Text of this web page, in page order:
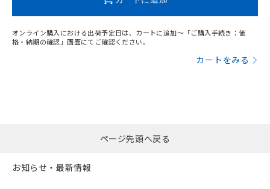
オンライン購入における出荷予定日は、カートに追加～「ご購入手続き：価
格・納期の確認」画面にてご確認ください。
カートをみる
ページ先頭へ戻る
お知らせ・最新情報